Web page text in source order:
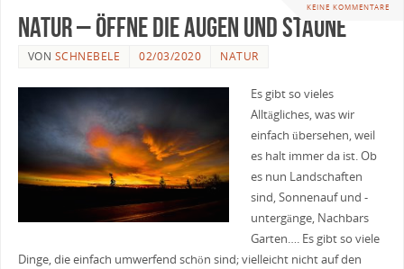
KEINE KOMMENTARE
Natur – Öffne die Augen und staune
VON SCHNEBELE 02/03/2020 NATUR
Es gibt so vieles
Alltägliches, was wir
einfach übersehen, weil
es halt immer da ist. Ob
es nun Landschaften
sind, Sonnenauf und -
untergänge, Nachbars
Garten…. Es gibt so viele
Dinge, die einfach umwerfend schön sind; vielleicht nicht auf den